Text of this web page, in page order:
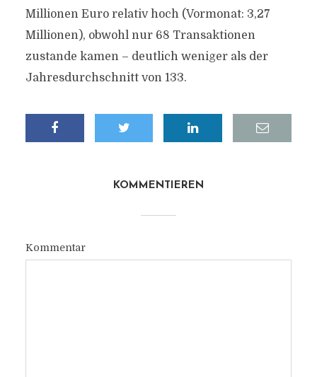
Millionen Euro relativ hoch (Vormonat: 3,27
Millionen), obwohl nur 68 Transaktionen
zustande kamen – deutlich weniger als der
Jahresdurchschnitt von 133.
KOMMENTIEREN
Kommentar